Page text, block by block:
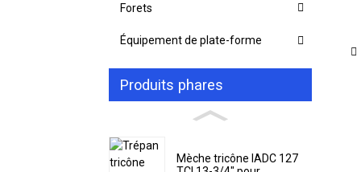
Forets
Équipement de plate-forme
Produits phares
Mèche tricône IADC 127